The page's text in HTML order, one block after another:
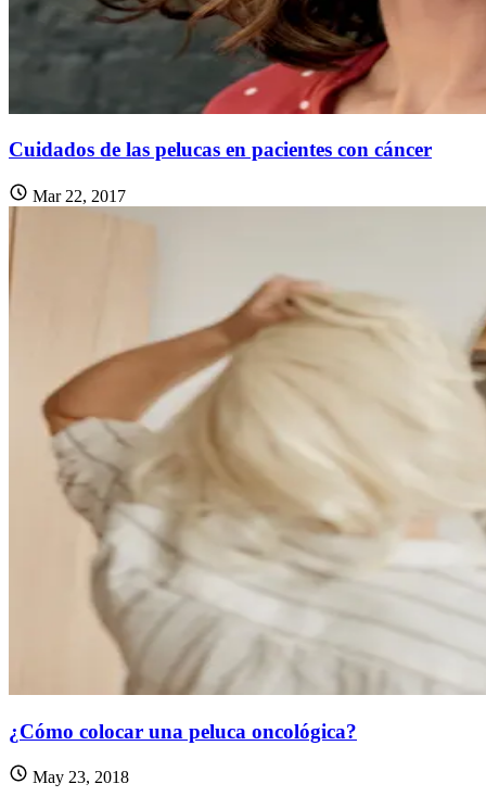
Cuidados de las pelucas en pacientes con cáncer
Mar 22, 2017
¿Cómo colocar una peluca oncológica?
May 23, 2018